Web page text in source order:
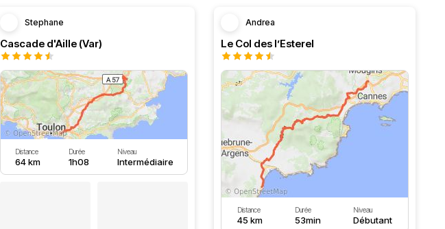
Stephane
Cascade d'Aille (Var)
Distance
64 km
Durée
1h08
Niveau
Intermédiaire
Andrea
Le Col des l’Esterel
Distance
45 km
Durée
53min
Niveau
Débutant